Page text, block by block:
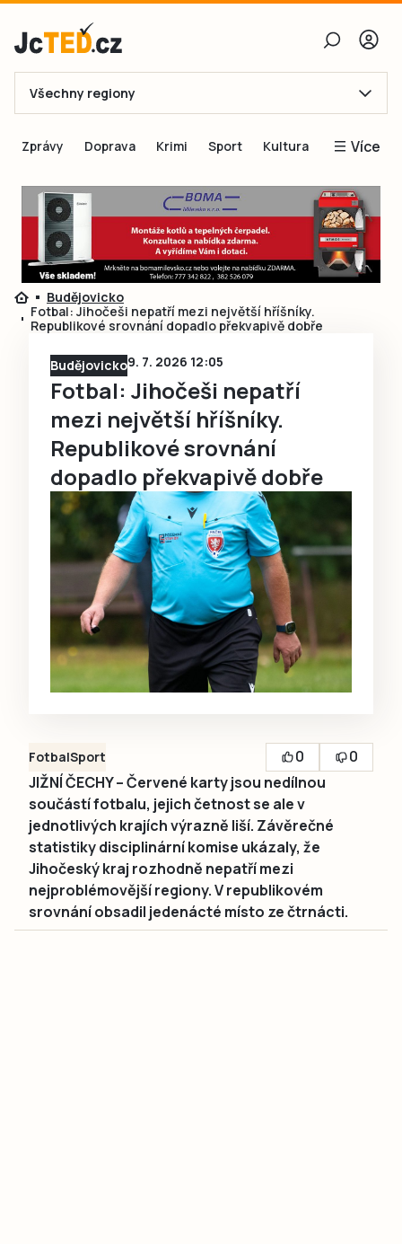
E-mail
Obnovit heslo
Přihlásit se
Přihlásit se přes Facebook
Ještě nemám účet, chci se
Registrovat
Všechny regiony
Zprávy Doprava Krimi Sport Kultura Více
Blogy
Inspirace
Čtenáři píší
Speciální přílohy
Budějovicko
Fotbal: Jihočeši nepatří mezi největší hříšníky.
Republikové srovnání dopadlo překvapivě dobře
Budějovicko9. 7. 2026 12:05
Fotbal: Jihočeši nepatří
mezi největší hříšníky.
Republikové srovnání
dopadlo překvapivě dobře
FotbalSport 0
0
JIŽNÍ ČECHY – Červené karty jsou nedílnou
součástí fotbalu, jejich četnost se ale v
jednotlivých krajích výrazně liší. Závěrečné
statistiky disciplinární komise ukázaly, že
Jihočeský kraj rozhodně nepatří mezi
nejproblémovější regiony. V republikovém
srovnání obsadil jedenácté místo ze čtrnácti.